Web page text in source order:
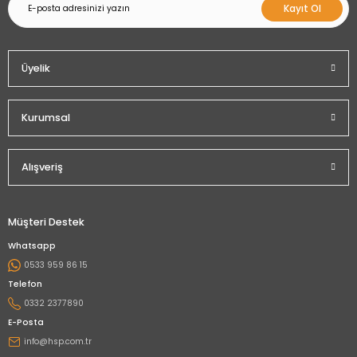
Kayıt Ol
Üyelik
Kurumsal
Alışveriş
Müşteri Destek
Whatsapp
0533 959 86 15
Telefon
0332 2377890
E-Posta
info@hsp.com.tr